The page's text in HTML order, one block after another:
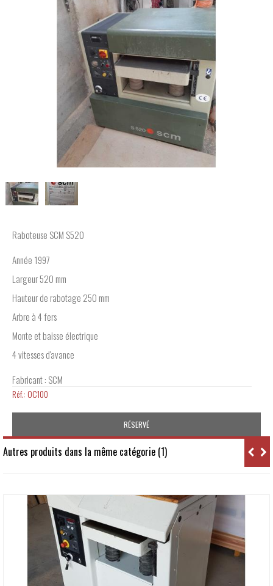
Raboteuse SCM S520
Année 1997
Largeur 520 mm
Hauteur de rabotage 250 mm
Arbre à 4 fers
Monte et baisse électrique
4 vitesses d'avance
Fabricant : SCM
Réf.: OC100
RÉSERVÉ
Autres produits dans la même catégorie (1)